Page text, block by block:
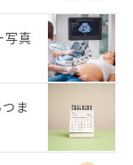
写真
ま